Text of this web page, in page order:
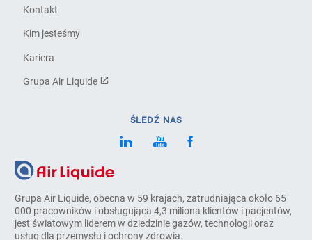
Grupa Air Liquide, obecna w 59 krajach, zatrudniająca około 65
000 pracowników i obsługująca 4,3 miliona klientów i pacjentów,
jest światowym liderem w dziedzinie gazów, technologii oraz
usług dla przemysłu i ochrony zdrowia.
Kontakt
Kim jesteśmy
Kariera
Grupa Air Liquide
ŚLEDŹ NAS